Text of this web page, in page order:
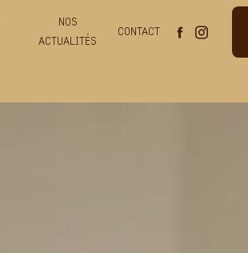
NOS
ACTUALITÉS
CONTACT